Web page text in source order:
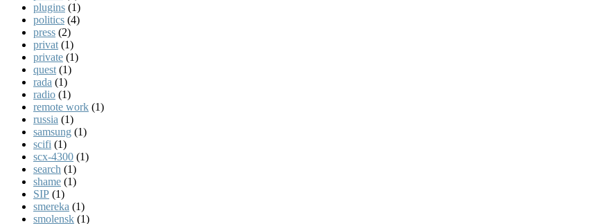
plugins (1)
politics (4)
press (2)
privat (1)
private (1)
quest (1)
rada (1)
radio (1)
remote work (1)
russia (1)
samsung (1)
scifi (1)
scx-4300 (1)
search (1)
shame (1)
SIP (1)
smereka (1)
smolensk (1)